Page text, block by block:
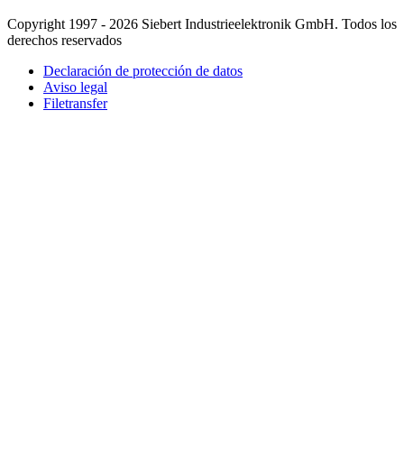
Copyright 1997 - 2026 Siebert Industrieelektronik GmbH. Todos los
derechos reservados
Declaración de protección de datos
Aviso legal
Filetransfer